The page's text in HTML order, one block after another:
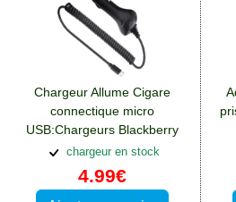
Chargeur Allume Cigare
connectique micro
USB:Chargeurs Blackberry
DTEK50
chargeur en stock
4.99€